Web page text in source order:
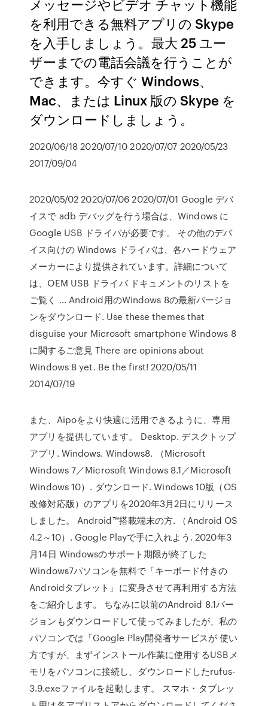
メッセージやビデオ チャット機能
を利用できる無料アプリの Skype
を入手しましょう。最大 25 ユー
ザーまでの電話会議を行うことが
できます。今すぐ Windows、
Mac、または Linux 版の Skype を
ダウンロードしましょう。
2020/06/18 2020/07/10 2020/07/07 2020/05/23
2017/09/04
2020/05/02 2020/07/06 2020/07/01 Google デバ
イスで adb デバッグを行う場合は、Windows に
Google USB ドライバが必要です。 その他のデバ
イス向けの Windows ドライバは、各ハードウェア
メーカーにより提供されています。詳細について
は、OEM USB ドライバ ドキュメントのリストを
ご覧く … Android用のWindows 8の最新バージョ
ンをダウンロード. Use these themes that
disguise your Microsoft smartphone Windows 8
に関するご意見 There are opinions about
Windows 8 yet. Be the first! 2020/05/11
2014/07/19
また、Aipoをより快適に活用できるように、専用
アプリを提供しています。 Desktop. デスクトップ
アプリ. Windows. Windows8. （Microsoft
Windows 7／Microsoft Windows 8.1／Microsoft
Windows 10）. ダウンロード. Windows 10版（OS
改修対応版）のアプリを2020年3月2日にリリース
しました。 Android™搭載端末の方. （Android OS
4.2～10）. Google Playで手に入れよう. 2020年3
月14日 Windowsのサポート期限が終了した
Windows7パソコンを無料で「キーボード付きの
Androidタブレット」に変身させて再利用する方法
をご紹介します。 ちなみに以前のAndroid 8.1バー
ジョンもダウンロードして使ってみましたが、私の
パソコンでは「Google Play開発者サービスが 使い
方ですが、まずインストール作業に使用するUSBメ
モリをパソコンに接続し、ダウンロードしたrufus-
3.9.exeファイルを起動します。 スマホ・タブレッ